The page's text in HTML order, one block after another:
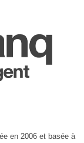
en 2006 et basée à